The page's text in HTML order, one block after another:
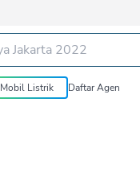
Mobil Listrik Daftar Agen